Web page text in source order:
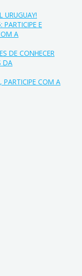
URUGUAY!
E
A
DE CONHECER
DA
PARTICIPE COM A